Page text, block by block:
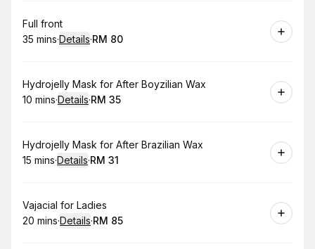
Book
Full front
.Duration:
35 mins·Details·
.Price
RM 80
Book
Hydrojelly Mask for After Boyzilian Wax
.Duration:
10 mins·Details·
.Price
RM 35
Book
Hydrojelly Mask for After Brazilian Wax
.Duration:
15 mins·Details·
.Price
RM 31
Book
Vajacial for Ladies
.Duration:
20 mins·Details·
.Price
RM 85